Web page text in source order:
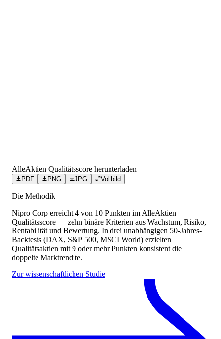
AlleAktien Qualitätsscore herunterladen
PDF PNG JPG Vollbild
Die Methodik
Nipro Corp erreicht 4 von 10 Punkten im AlleAktien
Qualitätsscore — zehn binäre Kriterien aus Wachstum, Risiko,
Rentabilität und Bewertung. In drei unabhängigen 50-Jahres-
Backtests (DAX, S&P 500, MSCI World) erzielten
Qualitätsaktien mit 9 oder mehr Punkten konsistent die
doppelte Marktrendite.
Zur wissenschaftlichen Studie